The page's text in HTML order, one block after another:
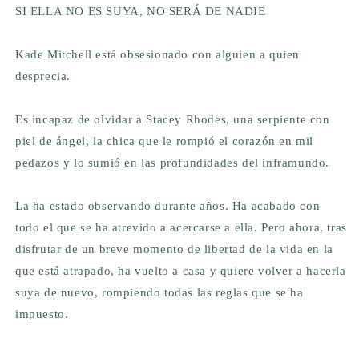
SI ELLA NO ES SUYA, NO SERÁ DE NADIE
Kade Mitchell está obsesionado con alguien a quien
desprecia.
Es incapaz de olvidar a Stacey Rhodes, una serpiente con
piel de ángel, la chica que le rompió el corazón en mil
pedazos y lo sumió en las profundidades del inframundo.
La ha estado observando durante años. Ha acabado con
todo el que se ha atrevido a acercarse a ella. Pero ahora, tras
disfrutar de un breve momento de libertad de la vida en la
que está atrapado, ha vuelto a casa y quiere volver a hacerla
suya de nuevo, rompiendo todas las reglas que se ha
impuesto.